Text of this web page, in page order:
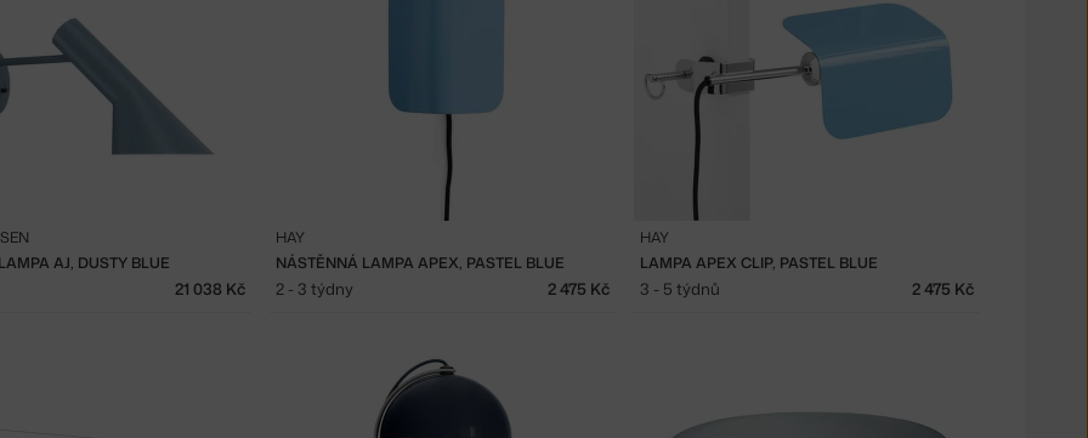
AJ, DUSTY BLUE
21 038 Kč
NÁSTĚNNÁ LAMPA APEX, PASTEL BLUE
HAY
2 - 3 týdny 2 475 Kč
LAMPA APEX CLIP, PASTEL BLUE
HAY
3 - 5 týdnů 2 475 Kč